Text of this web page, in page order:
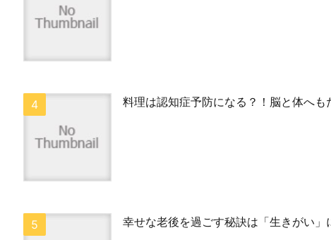
料理は認知症予防になる？！脳と体へも
幸せな老後を過ごす秘訣は「生きがい